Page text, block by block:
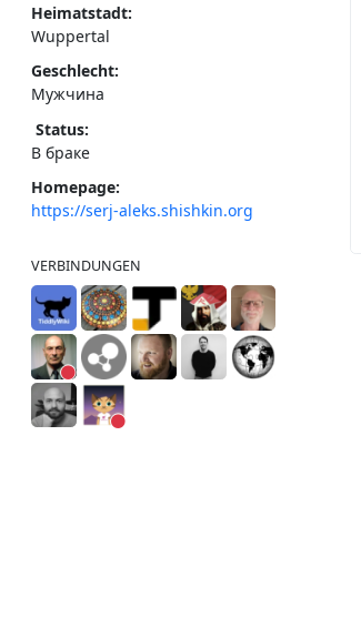
Heimatstadt:
Wuppertal
Geschlecht:
Мужчина
Status:
В браке
Homepage:
https://serj-aleks.shishkin.org
VERBINDUNGEN